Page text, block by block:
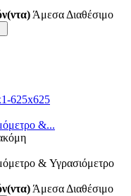
Άμεσα Διαθέσιμο
&...
& Υγρασιόμετρo
Άμεσα Διαθέσιμο